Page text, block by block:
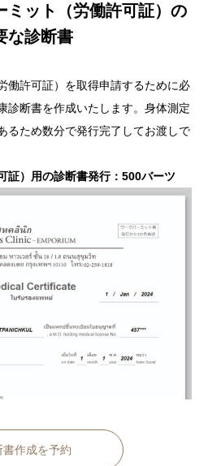
ミット（労働許可証）の
な診断書
働許可証）を取得申請するために必
診断書を作成いたします。身体測定
るため数分で発行完了してお渡しで
証）用の診断書発行：500バーツ
書作成を予約